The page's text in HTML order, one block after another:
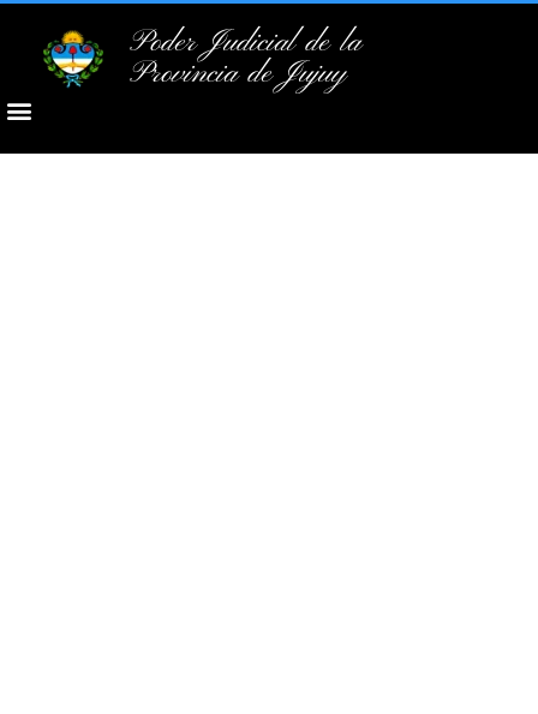
Poder Judicial de la
Provincia de Jujuy